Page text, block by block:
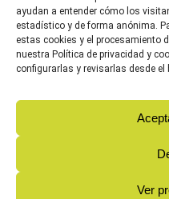
ayudan a entender cómo los
estadístico y de forma anónima.
estas cookies y el procesamiento
nuestra Política de privacidad y
configurarlas y revisarlas desde el
Ver